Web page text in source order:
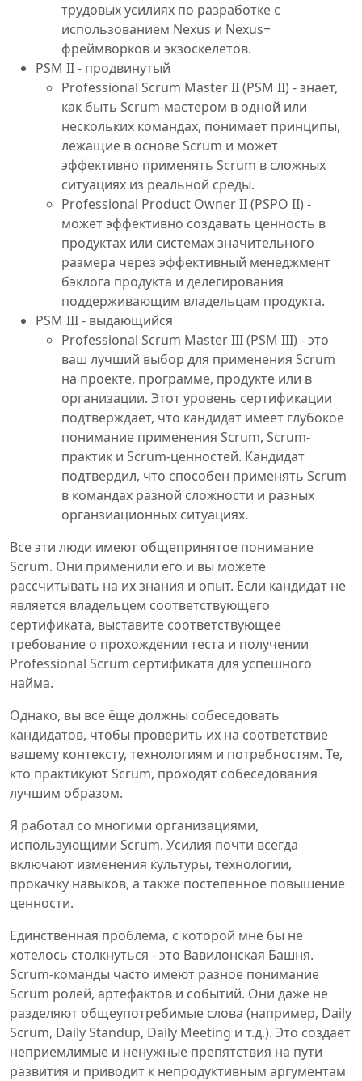
трудовых усилиях по разработке с
использованием Nexus и Nexus+
фреймворков и экзоскелетов.
PSM II - продвинутый
Professional Scrum Master II (PSM II) - знает,
как быть Scrum-мастером в одной или
нескольких командах, понимает принципы,
лежащие в основе Scrum и может
эффективно применять Scrum в сложных
ситуациях из реальной среды.
Professional Product Owner II (PSPO II) -
может эффективно создавать ценность в
продуктах или системах значительного
размера через эффективный менеджмент
бэклога продукта и делегирования
поддерживающим владельцам продукта.
PSM III - выдающийся
Professional Scrum Master III (PSM III) - это
ваш лучший выбор для применения Scrum
на проекте, программе, продукте или в
организации. Этот уровень сертификации
подтверждает, что кандидат имеет глубокое
понимание применения Scrum, Scrum-
практик и Scrum-ценностей. Кандидат
подтвердил, что способен применять Scrum
в командах разной сложности и разных
органзиационных ситуациях.
Все эти люди имеют общепринятое понимание
Scrum. Они применили его и вы можете
рассчитывать на их знания и опыт. Если кандидат не
является владельцем соответствующего
сертификата, выставите соответствующее
требование о прохождении теста и получении
Professional Scrum сертификата для успешного
найма.
Однако, вы все ёще должны собеседовать
кандидатов, чтобы проверить их на соответствие
вашему контексту, технологиям и потребностям. Те,
кто практикуют Scrum, проходят собеседования
лучшим образом.
Я работал со многими организациями,
использующими Scrum. Усилия почти всегда
включают изменения культуры, технологии,
прокачку навыков, а также постепенное повышение
ценности.
Единственная проблема, с которой мне бы не
хотелось столкнуться - это Вавилонская Башня.
Scrum-команды часто имеют разное понимание
Scrum ролей, артефактов и событий. Они даже не
разделяют общеупотребимые слова (например, Daily
Scrum, Daily Standup, Daily Meeting и т.д.). Это создает
неприемлимые и ненужные препятствия на пути
развития и приводит к непродуктивным аргументам